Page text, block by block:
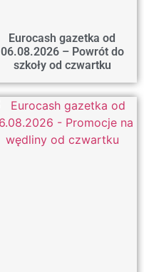
Eurocash gazetka od
06.08.2026 – Powrót do
szkoły od czwartku